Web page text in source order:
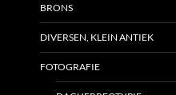
BRONS
DIVERSEN, KLEIN ANTIEK
FOTOGRAFIE